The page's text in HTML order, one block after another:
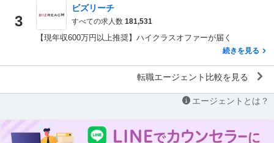
3
ビズリーチ
すべての求人数 181,531
【現年収600万円以上推奨】ハイクラスオファーが届く
続きを見る
転職エージェント比較を見る
エージェントとは？